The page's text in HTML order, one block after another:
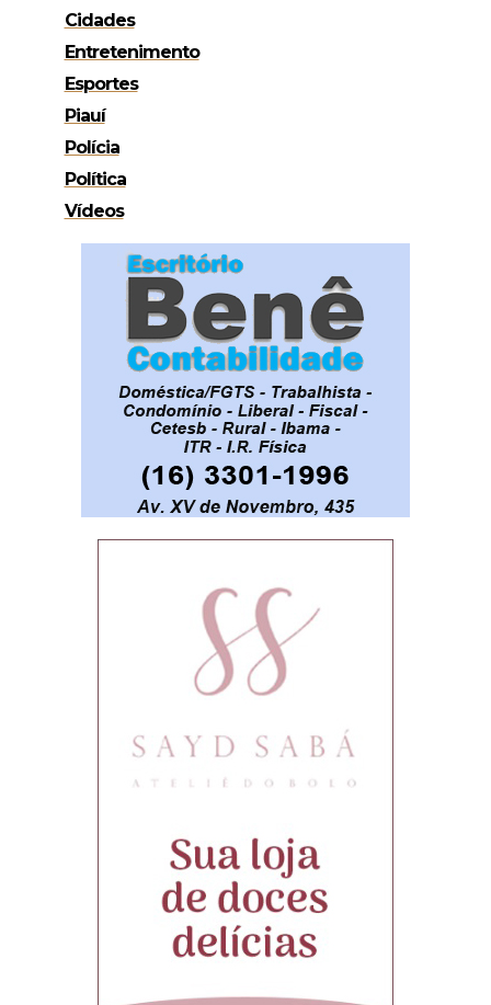
Cidades
Entretenimento
Esportes
Piauí
Polícia
Política
Vídeos